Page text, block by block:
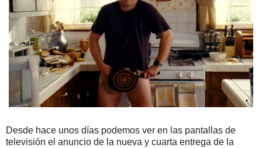
Desde hace unos días podemos ver en las pantallas de
televisión el anuncio de la nueva y cuarta entrega de la